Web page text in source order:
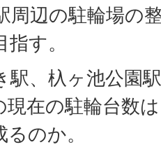
周辺の駐輪場の
す。
駅、杁ヶ池公園
現在の駐輪台数
のか。